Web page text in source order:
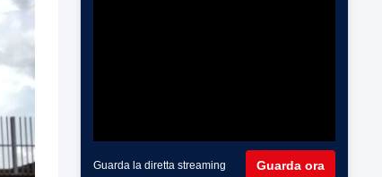
Guarda la diretta streaming Guarda ora